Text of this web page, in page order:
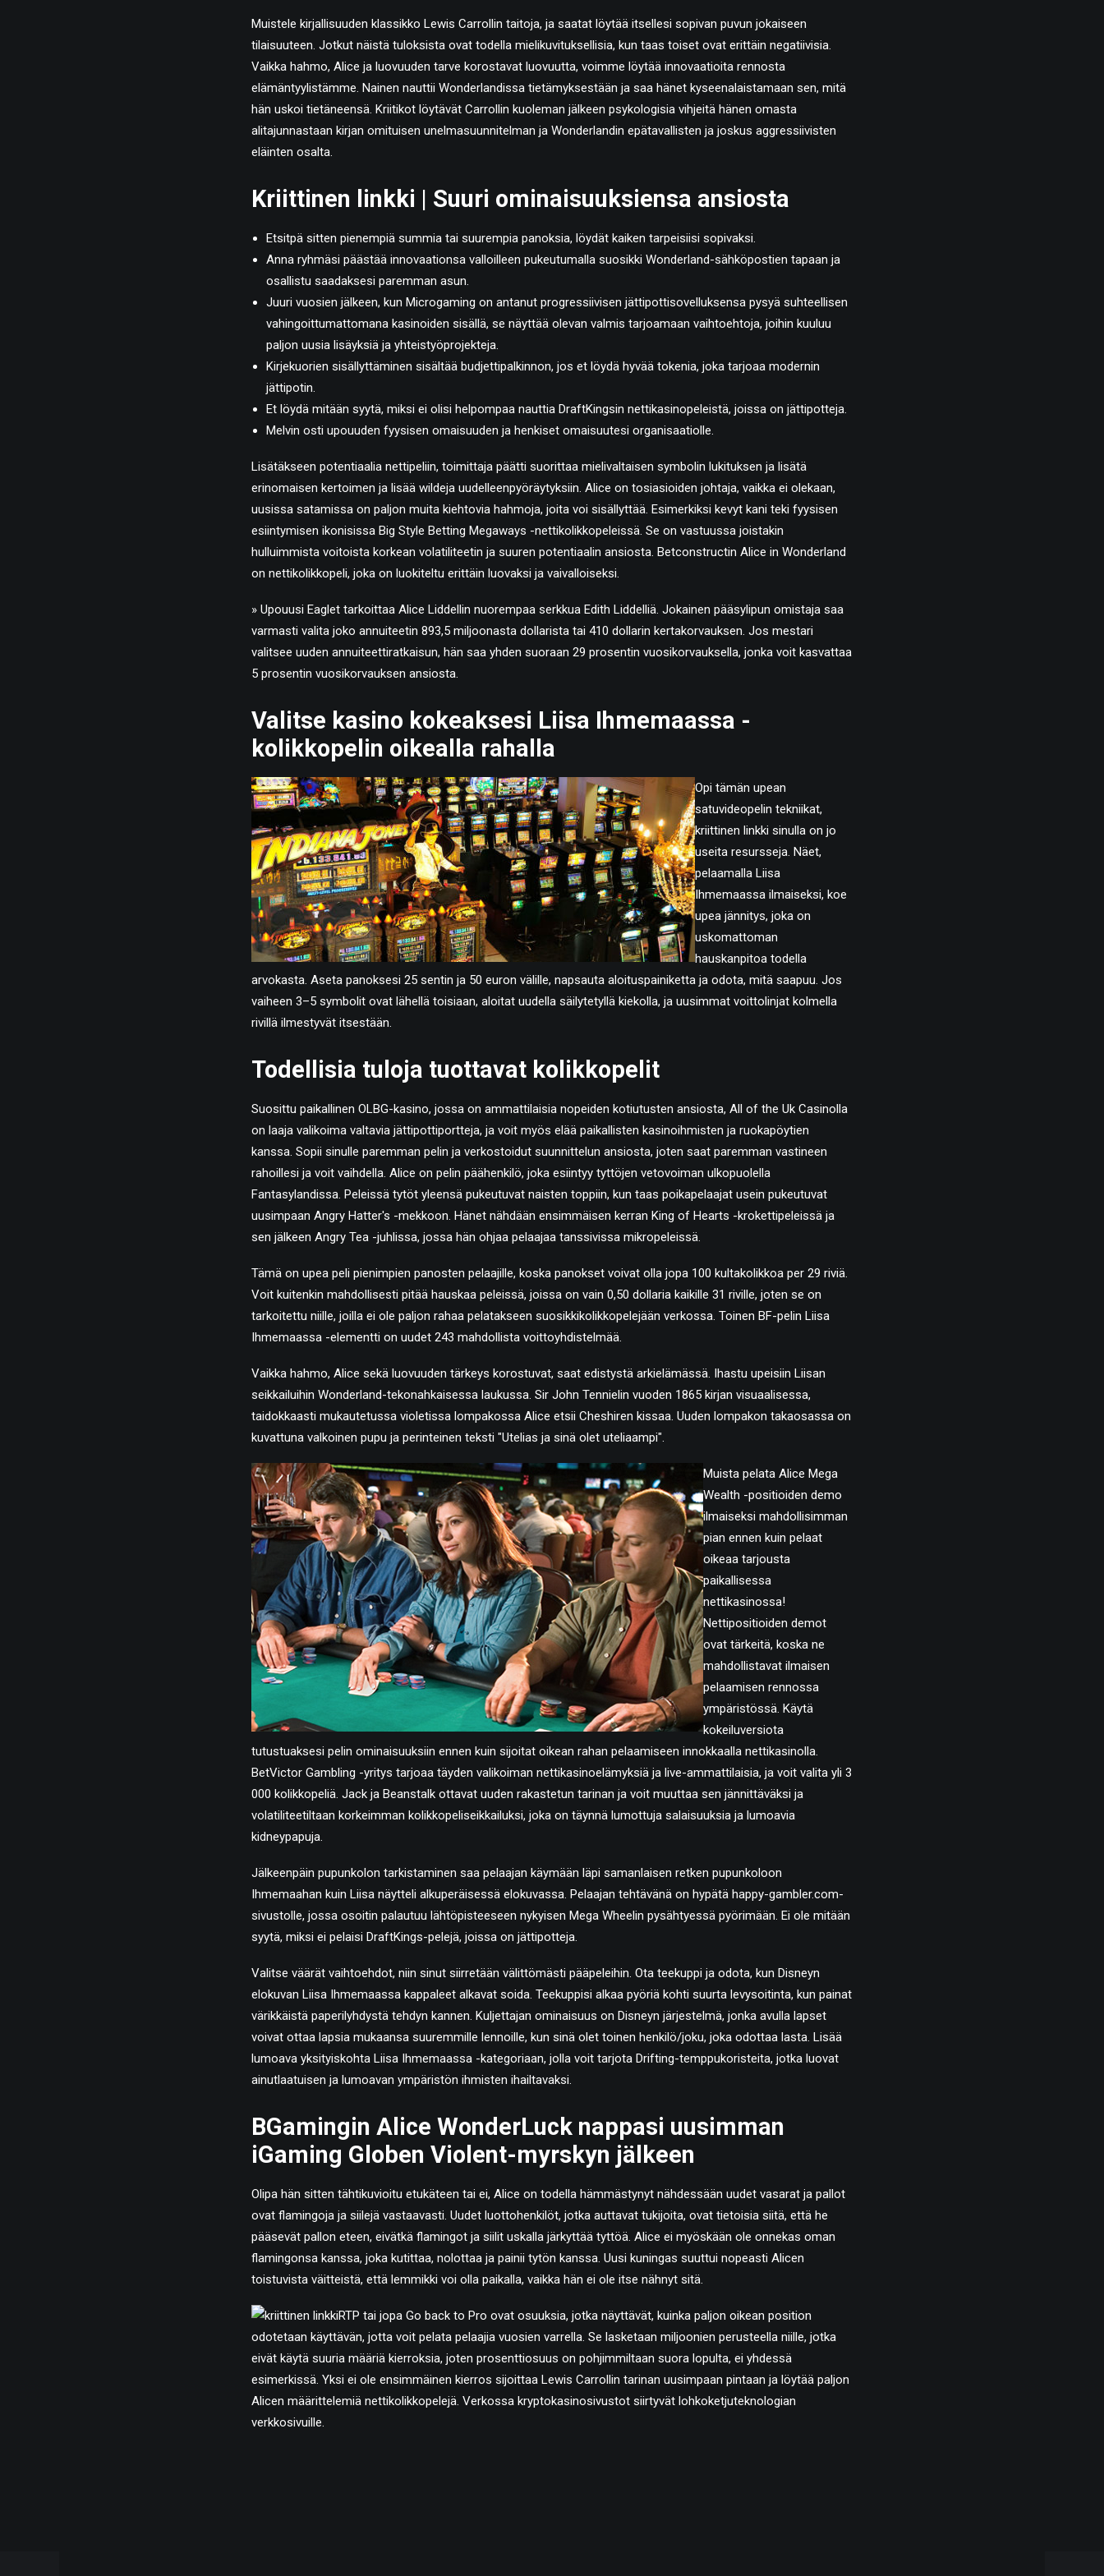
Muistele kirjallisuuden klassikko Lewis Carrollin taitoja, ja saatat löytää itsellesi sopivan puvun jokaiseen
tilaisuuteen. Jotkut näistä tuloksista ovat todella mielikuvituksellisia, kun taas toiset ovat erittäin negatiivisia.
Vaikka hahmo, Alice ja luovuuden tarve korostavat luovuutta, voimme löytää innovaatioita rennosta
elämäntyylistämme. Nainen nauttii Wonderlandissa tietämyksestään ja saa hänet kyseenalaistamaan sen, mitä
hän uskoi tietäneensä. Kriitikot löytävät Carrollin kuoleman jälkeen psykologisia vihjeitä hänen omasta
alitajunnastaan ​​kirjan omituisen unelmasuunnitelman ja Wonderlandin epätavallisten ja joskus aggressiivisten
eläinten osalta.
Kriittinen linkki | Suuri ominaisuuksiensa ansiosta
Etsitpä sitten pienempiä summia tai suurempia panoksia, löydät kaiken tarpeisiisi sopivaksi.
Anna ryhmäsi päästää innovaationsa valloilleen pukeutumalla suosikki Wonderland-sähköpostien tapaan ja
osallistu saadaksesi paremman asun.
Juuri vuosien jälkeen, kun Microgaming on antanut progressiivisen jättipottisovelluksensa pysyä suhteellisen
vahingoittumattomana kasinoiden sisällä, se näyttää olevan valmis tarjoamaan vaihtoehtoja, joihin kuuluu
paljon uusia lisäyksiä ja yhteistyöprojekteja.
Kirjekuorien sisällyttäminen sisältää budjettipalkinnon, jos et löydä hyvää tokenia, joka tarjoaa modernin
jättipotin.
Et löydä mitään syytä, miksi ei olisi helpompaa nauttia DraftKingsin nettikasinopeleistä, joissa on jättipotteja.
Melvin osti upouuden fyysisen omaisuuden ja henkiset omaisuutesi organisaatiolle.
Lisätäkseen potentiaalia nettipeliin, toimittaja päätti suorittaa mielivaltaisen symbolin lukituksen ja lisätä
erinomaisen kertoimen ja lisää wildeja uudelleenpyöräytyksiin. Alice on tosiasioiden johtaja, vaikka ei olekaan,
uusissa satamissa on paljon muita kiehtovia hahmoja, joita voi sisällyttää. Esimerkiksi kevyt kani teki fyysisen
esiintymisen ikonisissa Big Style Betting Megaways -nettikolikkopeleissä. Se on vastuussa joistakin
hulluimmista voitoista korkean volatiliteetin ja suuren potentiaalin ansiosta. Betconstructin Alice in Wonderland
on nettikolikkopeli, joka on luokiteltu erittäin luovaksi ja vaivalloiseksi.
» Upouusi Eaglet tarkoittaa Alice Liddellin nuorempaa serkkua Edith Liddelliä. Jokainen pääsylipun omistaja saa
varmasti valita joko annuiteetin 893,5 miljoonasta dollarista tai 410 dollarin kertakorvauksen. Jos mestari
valitsee uuden annuiteettiratkaisun, hän saa yhden suoraan 29 prosentin vuosikorvauksella, jonka voit kasvattaa
5 prosentin vuosikorvauksen ansiosta.
Valitse kasino kokeaksesi Liisa Ihmemaassa -
kolikkopelin oikealla rahalla
Opi tämän upean
satuvideopelin tekniikat,
kriittinen linkki sinulla on jo
useita resursseja. Näet,
pelaamalla Liisa
Ihmemaassa ilmaiseksi, koe
upea jännitys, joka on
uskomattoman
hauskanpitoa todella
arvokasta. Aseta panoksesi 25 sentin ja 50 euron välille, napsauta aloituspainiketta ja odota, mitä saapuu. Jos
vaiheen 3–5 symbolit ovat lähellä toisiaan, aloitat uudella säilytetyllä kiekolla, ja uusimmat voittolinjat kolmella
rivillä ilmestyvät itsestään.
Todellisia tuloja tuottavat kolikkopelit
Suosittu paikallinen OLBG-kasino, jossa on ammattilaisia ​​nopeiden kotiutusten ansiosta, All of the Uk Casinolla
on laaja valikoima valtavia jättipottiportteja, ja voit myös elää paikallisten kasinoihmisten ja ruokapöytien
kanssa. Sopii sinulle paremman pelin ja verkostoidut suunnittelun ansiosta, joten saat paremman vastineen
rahoillesi ja voit vaihdella. Alice on pelin päähenkilö, joka esiintyy tyttöjen vetovoiman ulkopuolella
Fantasylandissa. Peleissä tytöt yleensä pukeutuvat naisten toppiin, kun taas poikapelaajat usein pukeutuvat
uusimpaan Angry Hatter's -mekkoon. Hänet nähdään ensimmäisen kerran King of Hearts -krokettipeleissä ja
sen jälkeen Angry Tea -juhlissa, jossa hän ohjaa pelaajaa tanssivissa mikropeleissä.
Tämä on upea peli pienimpien panosten pelaajille, koska panokset voivat olla jopa 100 kultakolikkoa per 29 riviä.
Voit kuitenkin mahdollisesti pitää hauskaa peleissä, joissa on vain 0,50 dollaria kaikille 31 riville, joten se on
tarkoitettu niille, joilla ei ole paljon rahaa pelatakseen suosikkikolikkopelejään verkossa. Toinen BF-pelin Liisa
Ihmemaassa -elementti on uudet 243 mahdollista voittoyhdistelmää.
Vaikka hahmo, Alice sekä luovuuden tärkeys korostuvat, saat edistystä arkielämässä. Ihastu upeisiin Liisan
seikkailuihin Wonderland-tekonahkaisessa laukussa. Sir John Tennielin vuoden 1865 kirjan visuaalisessa,
taidokkaasti mukautetussa violetissa lompakossa Alice etsii Cheshiren kissaa. Uuden lompakon takaosassa on
kuvattuna valkoinen pupu ja perinteinen teksti "Utelias ja sinä olet uteliaampi".
Muista pelata Alice Mega
Wealth -positioiden demo
ilmaiseksi mahdollisimman
pian ennen kuin pelaat
oikeaa tarjousta
paikallisessa
nettikasinossa!
Nettipositioiden demot
ovat tärkeitä, koska ne
mahdollistavat ilmaisen
pelaamisen rennossa
ympäristössä. Käytä
kokeiluversiota
tutustuaksesi pelin ominaisuuksiin ennen kuin sijoitat oikean rahan pelaamiseen innokkaalla nettikasinolla.
BetVictor Gambling -yritys tarjoaa täyden valikoiman nettikasinoelämyksiä ja live-ammattilaisia, ja voit valita yli 3
000 kolikkopeliä. Jack ja Beanstalk ottavat uuden rakastetun tarinan ja voit muuttaa sen jännittäväksi ja
volatiliteetiltaan korkeimman kolikkopeliseikkailuksi, joka on täynnä lumottuja salaisuuksia ja lumoavia
kidneypapuja.
Jälkeenpäin pupunkolon tarkistaminen saa pelaajan käymään läpi samanlaisen retken pupunkoloon
Ihmemaahan kuin Liisa näytteli alkuperäisessä elokuvassa. Pelaajan tehtävänä on hypätä happy-gambler.com-
sivustolle, jossa osoitin palautuu lähtöpisteeseen nykyisen Mega Wheelin pysähtyessä pyörimään. Ei ole mitään
syytä, miksi ei pelaisi DraftKings-pelejä, joissa on jättipotteja.
Valitse väärät vaihtoehdot, niin sinut siirretään välittömästi pääpeleihin. Ota teekuppi ja odota, kun Disneyn
elokuvan Liisa Ihmemaassa kappaleet alkavat soida. Teekuppisi alkaa pyöriä kohti suurta levysoitinta, kun painat
värikkäistä paperilyhdystä tehdyn kannen. Kuljettajan ominaisuus on Disneyn järjestelmä, jonka avulla lapset
voivat ottaa lapsia mukaansa suuremmille lennoille, kun sinä olet toinen henkilö/joku, joka odottaa lasta. Lisää
lumoava yksityiskohta Liisa Ihmemaassa -kategoriaan, jolla voit tarjota Drifting-temppukoristeita, jotka luovat
ainutlaatuisen ja lumoavan ympäristön ihmisten ihailtavaksi.
BGamingin Alice WonderLuck nappasi uusimman
iGaming Globen Violent-myrskyn jälkeen
Olipa hän sitten tähtikuvioitu etukäteen tai ei, Alice on todella hämmästynyt nähdessään uudet vasarat ja pallot
ovat flamingoja ja siilejä vastaavasti. Uudet luottohenkilöt, jotka auttavat tukijoita, ovat tietoisia siitä, että he
pääsevät pallon eteen, eivätkä flamingot ja siilit uskalla järkyttää tyttöä. Alice ei myöskään ole onnekas oman
flamingonsa kanssa, joka kutittaa, nolottaa ja painii tytön kanssa. Uusi kuningas suuttui nopeasti Alicen
toistuvista väitteistä, että lemmikki voi olla paikalla, vaikka hän ei ole itse nähnyt sitä.
RTP tai jopa Go back to Pro ovat osuuksia, jotka näyttävät, kuinka paljon oikean position
odotetaan käyttävän, jotta voit pelata pelaajia vuosien varrella. Se lasketaan miljoonien perusteella niille, jotka
eivät käytä suuria määriä kierroksia, joten prosenttiosuus on pohjimmiltaan suora lopulta, ei yhdessä
esimerkissä. Yksi ei ole ensimmäinen kierros sijoittaa Lewis Carrollin tarinan uusimpaan pintaan ja löytää paljon
Alicen määrittelemiä nettikolikkopelejä. Verkossa kryptokasinosivustot siirtyvät lohkoketjuteknologian
verkkosivuille.